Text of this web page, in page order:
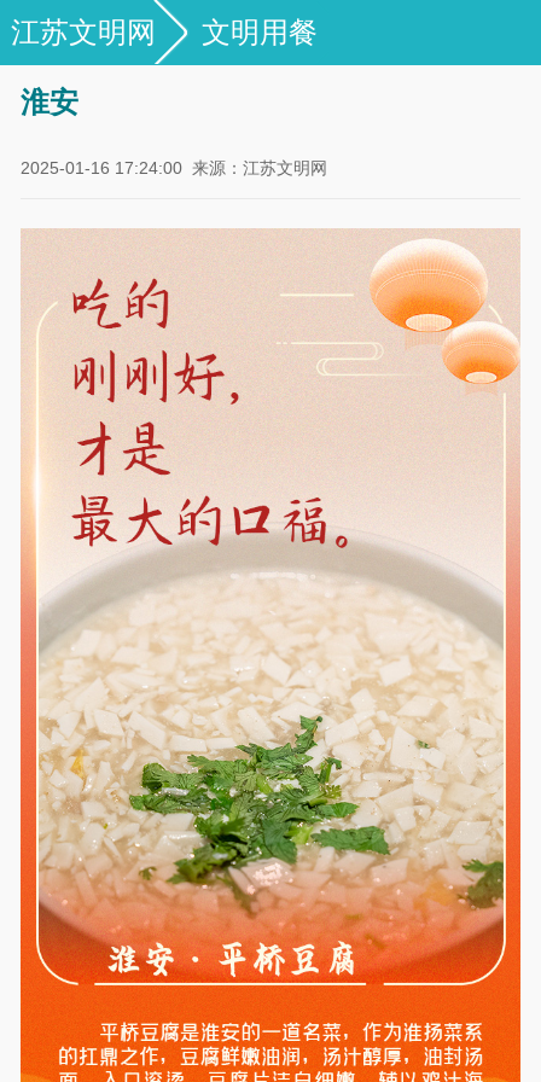
江苏文明网 文明用餐
淮安
2025-01-16 17:24:00 来源：江苏文明网